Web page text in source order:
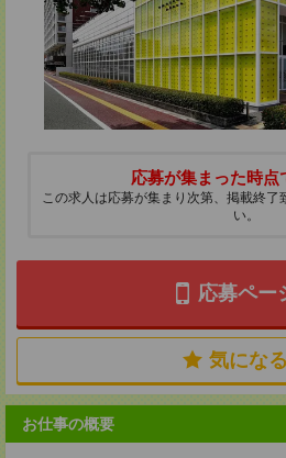
応募が集まった時点
この求人は応募が集まり次第、掲載終了
い。
応募ペー
気になる
お仕事の概要